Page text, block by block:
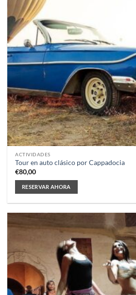
ACTIVIDADES
Tour en auto clásico por Cappadocia
€80,00
RESERVAR AHORA